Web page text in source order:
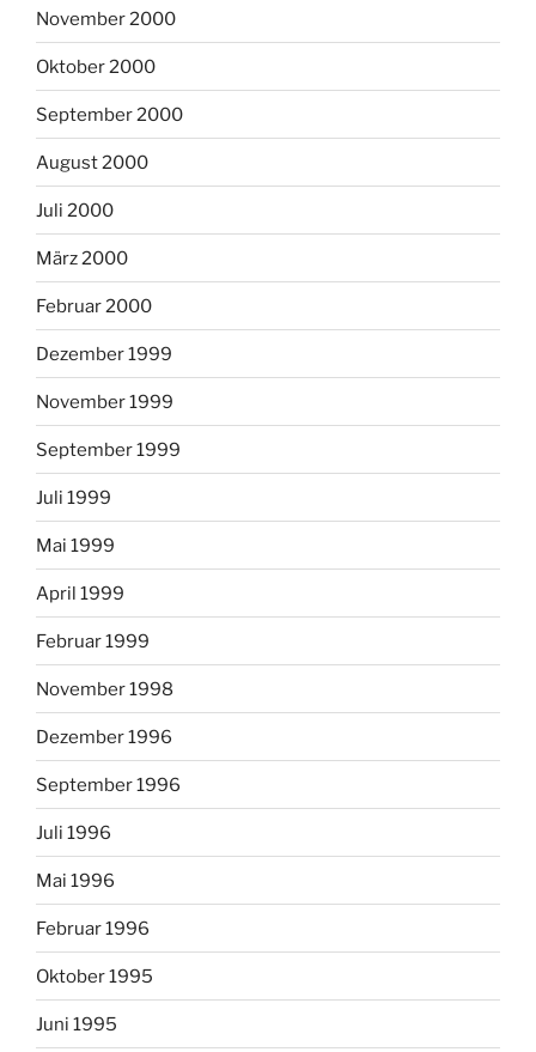
November 2000
Oktober 2000
September 2000
August 2000
Juli 2000
März 2000
Februar 2000
Dezember 1999
November 1999
September 1999
Juli 1999
Mai 1999
April 1999
Februar 1999
November 1998
Dezember 1996
September 1996
Juli 1996
Mai 1996
Februar 1996
Oktober 1995
Juni 1995